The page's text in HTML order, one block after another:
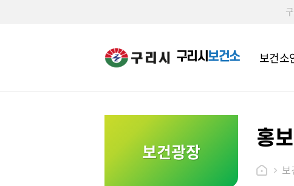
구리시 보건소 보건소
영유아 예방
코로나19 백
영유아 의료비 지원
구강관리
아동청소년
사업
갈매건강생활지원센터
치매관리
보건광장
홍
보